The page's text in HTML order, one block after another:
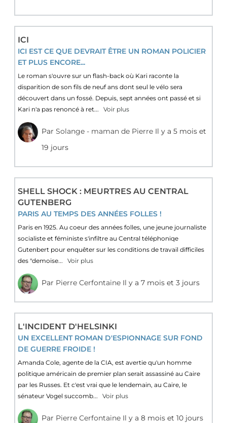
ICI
ICI EST CE QUE DEVRAIT ÊTRE UN ROMAN POLICIER
ET PLUS ENCORE...
Le roman s'ouvre sur un flash-back où Kari raconte la
disparition de son fils de neuf ans dont seul le vélo sera
découvert dans un fossé. Depuis, sept années ont passé et si
Kari n'a pas renoncé à ret...
Voir plus
ParSolange - maman de Pierre Il y a 5 mois et
19 jours
SHELL SHOCK : MEURTRES AU CENTRAL
GUTENBERG
PARIS AU TEMPS DES ANNÉES FOLLES !
Paris en 1925. Au coeur des années folles, une jeune journaliste
socialiste et féministe s'infiltre au Central téléphoniqe
Gutenbert pour enquêter sur les conditions de travail difficiles
des "demoise...
Voir plus
Par Pierre Cerfontaine Il y a 7 mois et 3 jours
L'INCIDENT D'HELSINKI
UN EXCELLENT ROMAN D'ESPIONNAGE SUR FOND
DE GUERRE FROIDE !
Amanda Cole, agente de la CIA, est avertie qu'un homme
politique américain de premier plan serait assassiné au Caire
par les Russes. Et c'est vrai que le lendemain, au Caire, le
sénateur Vogel succomb...
Voir plus
Par Pierre Cerfontaine Il y a 8 mois et 10 jours